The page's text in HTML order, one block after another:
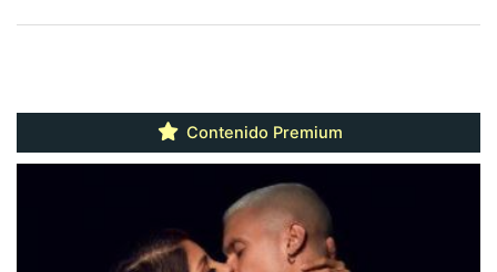
Contenido Premium